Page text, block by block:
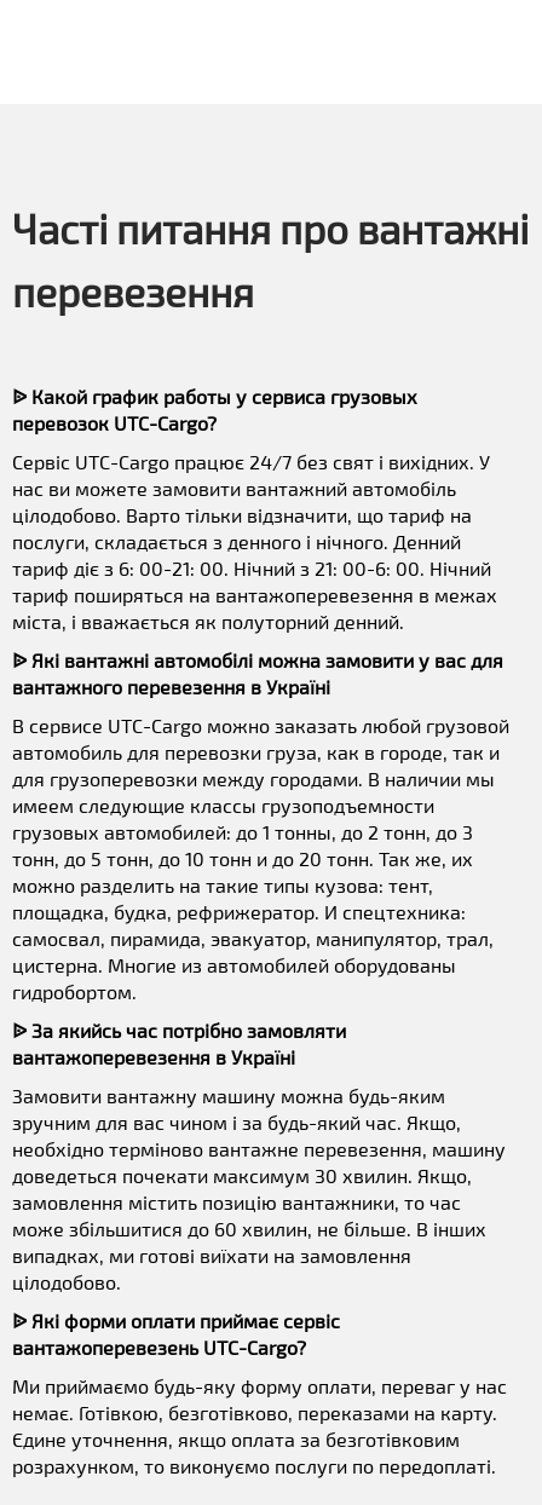
Часті питання про вантажні
перевезення
ᐉ Какой график работы у сервиса грузовых
перевозок UTC-Cargo?
Сервіс UTC-Cargo працює 24/7 без свят і вихідних. У
нас ви можете замовити вантажний автомобіль
цілодобово. Варто тільки відзначити, що тариф на
послуги, складається з денного і нічного. Денний
тариф діє з 6: 00-21: 00. Нічний з 21: 00-6: 00. Нічний
тариф поширяться на вантажоперевезення в межах
міста, і вважається як полуторний денний.
ᐉ Які вантажні автомобілі можна замовити у вас для
вантажного перевезення в Україні
В сервисе UTC-Cargo можно заказать любой грузовой
автомобиль для перевозки груза, как в городе, так и
для грузоперевозки между городами. В наличии мы
имеем следующие классы грузоподъемности
грузовых автомобилей: до 1 тонны, до 2 тонн, до 3
тонн, до 5 тонн, до 10 тонн и до 20 тонн. Так же, их
можно разделить на такие типы кузова: тент,
площадка, будка, рефрижератор. И спецтехника:
самосвал, пирамида, эвакуатор, манипулятор, трал,
цистерна. Многие из автомобилей оборудованы
гидробортом.
ᐉ За якийсь час потрібно замовляти
вантажоперевезення в Україні
Замовити вантажну машину можна будь-яким
зручним для вас чином і за будь-який час. Якщо,
необхідно терміново вантажне перевезення, машину
доведеться почекати максимум 30 хвилин. Якщо,
замовлення містить позицію вантажники, то час
може збільшитися до 60 хвилин, не більше. В інших
випадках, ми готові виїхати на замовлення
цілодобово.
ᐉ Які форми оплати приймає сервіс
вантажоперевезень UTC-Cargo?
Ми приймаємо будь-яку форму оплати, переваг у нас
немає. Готівкою, безготівково, переказами на карту.
Єдине уточнення, якщо оплата за безготівковим
розрахунком, то виконуємо послуги по передоплаті.